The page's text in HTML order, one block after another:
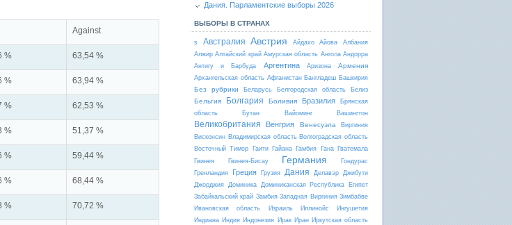
Against
% 63,54 %
% 63,94 %
% 62,53 %
% 51,37 %
% 59,44 %
% 68,44 %
% 70,72 %
Дания. Парламентские выборы 2026
ВЫБОРЫ В СТРАНАХ
s Австралия Австрия Айдахо Айова
Албания
Алжир Алтайский край Амурская область Ангола Андорра
Антигу и Барбуда
Аргентина Аризона Армения
Архангельская область Афганистан Бангладеш Башкирия
Без рубрики Беларусь Белгородская область Белиз
Бельгия Болгария Боливия Бразилия
Брянская
область
Бутан Вайоминг Вашингтон
Великобритания Венгрия Венесуэла
Виргиния
Висконсин Владимирская область Волгоградская область
Восточный Тимор
Гаити Гайана Гамбия Гана
Гватемала
Гвинея
Гвинея-Бисау Германия
Гондурас
Гренландия
Греция Грузия Дания Делавэр Джибути
Джорджия Доминика Доминиканская Республика
Египет
Забайкальский край Замбия Западная Виргиния Зимбабве
Ивановская область
Израиль Иллинойс
Ингушетия
Индиана Индия Индонезия Ирак Иран Иркутская область